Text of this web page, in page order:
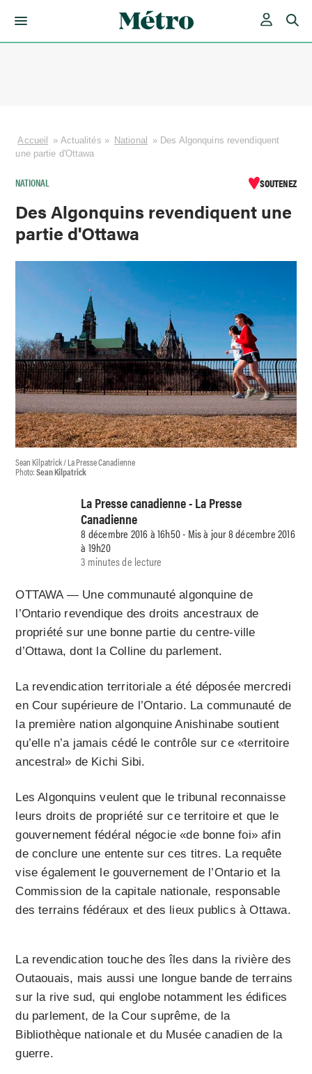
Accueil » Actualités » National » Des Algonquins revendiquent
une partie d'Ottawa
NATIONAL SOUTENEZ
Des Algonquins revendiquent une
partie d'Ottawa
Sean Kilpatrick / La Presse Canadienne
Photo:Sean Kilpatrick
La Presse canadienne - La Presse
Canadienne
8 décembre 2016 à 16h50 - Mis à jour 8 décembre 2016
à 19h20
3 minutes de lecture
OTTAWA — Une communauté algonquine de
l’Ontario revendique des droits ancestraux de
propriété sur une bonne partie du centre-ville
d’Ottawa, dont la Colline du parlement.
La revendication territoriale a été déposée mercredi
en Cour supérieure de l’Ontario. La communauté de
la première nation algonquine Anishinabe soutient
qu’elle n’a jamais cédé le contrôle sur ce «territoire
ancestral» de Kichi Sibi.
Les Algonquins veulent que le tribunal reconnaisse
leurs droits de propriété sur ce territoire et que le
gouvernement fédéral négocie «de bonne foi» afin
de conclure une entente sur ces titres. La requête
vise également le gouvernement de l’Ontario et la
Commission de la capitale nationale, responsable
des terrains fédéraux et des lieux publics à Ottawa.
La revendication touche des îles dans la rivière des
Outaouais, mais aussi une longue bande de terrains
sur la rive sud, qui englobe notamment les édifices
du parlement, de la Cour suprême, de la
Bibliothèque nationale et du Musée canadien de la
guerre.